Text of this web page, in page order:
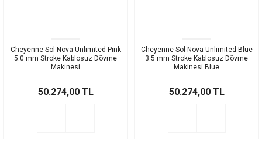
Cheyenne Sol Nova Unlimited Pink
5.0 mm Stroke Kablosuz Dövme
Makinesi
50.274,00 TL
Cheyenne Sol Nova Unlimited Blue
3.5 mm Stroke Kablosuz Dövme
Makinesi Blue
50.274,00 TL